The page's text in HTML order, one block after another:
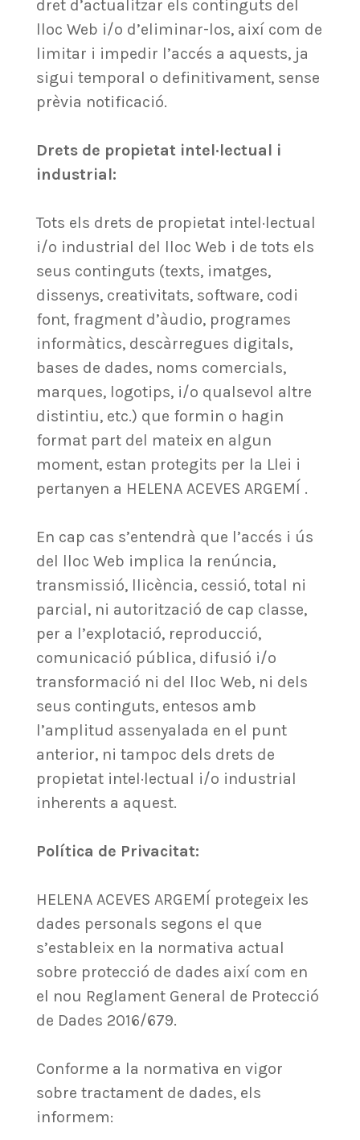
dret d’actualitzar els continguts del
lloc Web i/o d’eliminar-los, així com de
limitar i impedir l’accés a aquests, ja
sigui temporal o definitivament, sense
prèvia notificació.
Drets de propietat intel·lectual i
industrial:
Tots els drets de propietat intel·lectual
i/o industrial del lloc Web i de tots els
seus continguts (texts, imatges,
dissenys, creativitats, software, codi
font, fragment d’àudio, programes
informàtics, descàrregues digitals,
bases de dades, noms comercials,
marques, logotips, i/o qualsevol altre
distintiu, etc.) que formin o hagin
format part del mateix en algun
moment, estan protegits per la Llei i
pertanyen a HELENA ACEVES ARGEMÍ .
En cap cas s’entendrà que l’accés i ús
del lloc Web implica la renúncia,
transmissió, llicència, cessió, total ni
parcial, ni autorització de cap classe,
per a l’explotació, reproducció,
comunicació pública, difusió i/o
transformació ni del lloc Web, ni dels
seus continguts, entesos amb
l’amplitud assenyalada en el punt
anterior, ni tampoc dels drets de
propietat intel·lectual i/o industrial
inherents a aquest.
Política de Privacitat:
HELENA ACEVES ARGEMÍ protegeix les
dades personals segons el que
s’estableix en la normativa actual
sobre protecció de dades així com en
el nou Reglament General de Protecció
de Dades 2016/679.
Conforme a la normativa en vigor
sobre tractament de dades, els
informem: